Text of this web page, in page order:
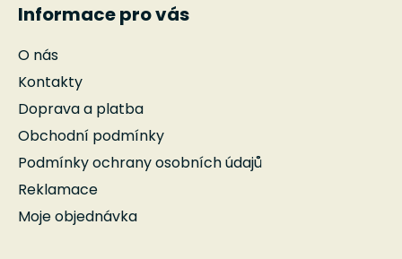
Informace pro vás
O nás
Kontakty
Doprava a platba
Obchodní podmínky
Podmínky ochrany osobních údajů
Reklamace
Moje objednávka